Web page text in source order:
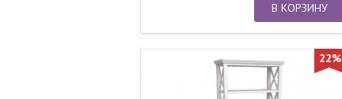
В КОРЗИНУ
22%